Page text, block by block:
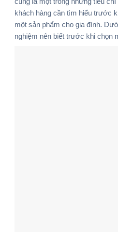
khách hàng cần tìm hiểu trước
một sản phẩm cho gia đình.
nghiệm nên biết trước khi chọn